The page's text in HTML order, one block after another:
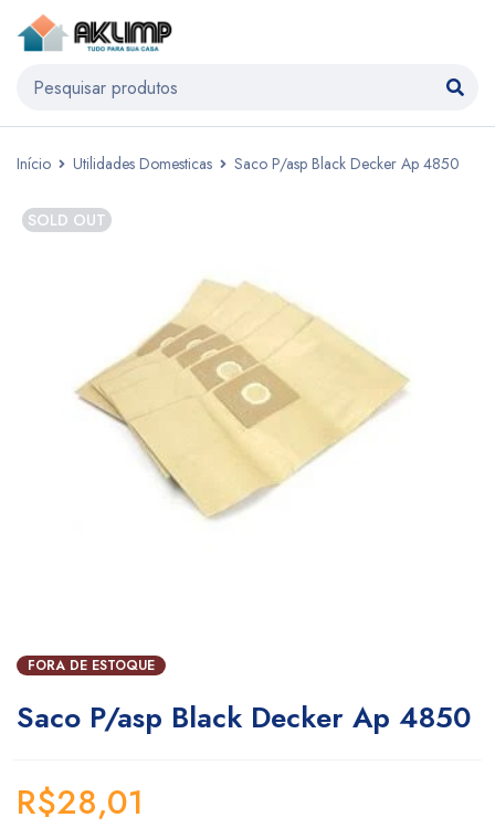
Início Utilidades Domesticas Saco P/asp Black Decker Ap 4850
SOLD OUT
FORA DE ESTOQUE
Saco P/asp Black Decker Ap 4850
R$28,01